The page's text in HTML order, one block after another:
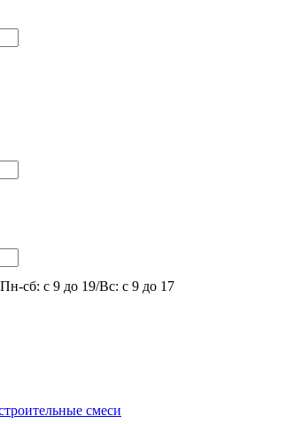
Пн-сб: с 9 до 19/Вс: с 9 до 17
смеси